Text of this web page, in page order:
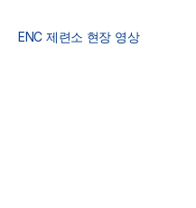
ENC 제련소 현장 영상